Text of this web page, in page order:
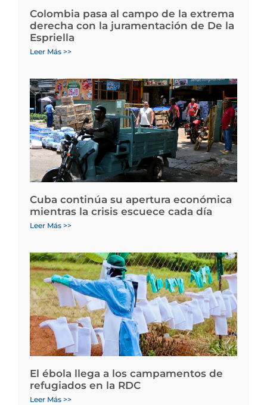
Colombia pasa al campo de la extrema
derecha con la juramentación de De la
Espriella
Leer Más >>
Cuba continúa su apertura económica
mientras la crisis escuece cada día
Leer Más >>
El ébola llega a los campamentos de
refugiados en la RDC
Leer Más >>